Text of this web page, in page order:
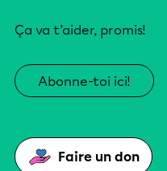
Ça va t’aider, promis!
Abonne-toi ici!
Faire un don